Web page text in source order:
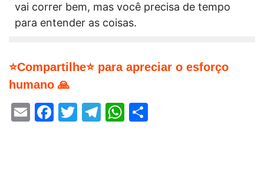
vai correr bem, mas você precisa de tempo
para entender as coisas.
⭐Compartilhe⭐ para apreciar o esforço
humano 🙏
EmailFacebook
Twitter
Telegram
WhatsApp